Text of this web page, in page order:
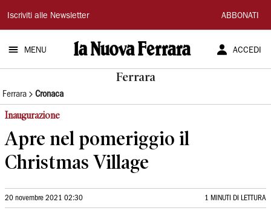
La
Nuova
Ferrara
Iscriviti alle Newsletter ABBONATI
MENU ACCEDI
Ferrara
Ferrara Cronaca
Inaugurazione
Apre nel pomeriggio il
Christmas Village
20 novembre 2021 02:30 1 MINUTI DI LETTURA